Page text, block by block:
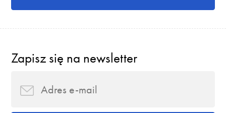
Zapisz się na newsletter